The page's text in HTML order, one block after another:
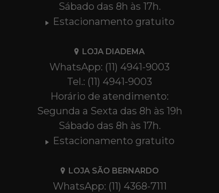
Sábado das 8h às 17h.
Estacionamento gratuito
LOJA DIADEMA
WhatsApp: (11) 4941-9003
Tel.: (11) 4941-9003
Horário de atendimento:
Segunda a Sexta das 8h às 19h
Sábado das 8h às 17h.
Estacionamento gratuito
LOJA SÃO BERNARDO
WhatsApp: (11) 4368-7111